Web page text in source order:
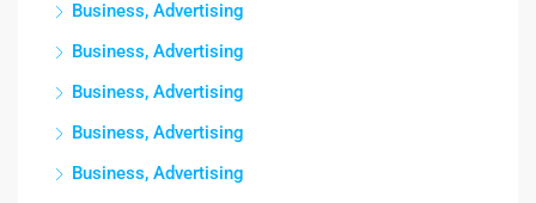
Business, Advertising
Business, Advertising
Business, Advertising
Business, Advertising
Business, Advertising